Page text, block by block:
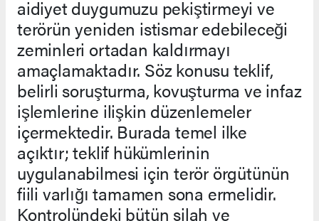
aidiyet duygumuzu pekiştirmeyi ve
terörün yeniden istismar edebileceği
zeminleri ortadan kaldırmayı
amaçlamaktadır. Söz konusu teklif,
belirli soruşturma, kovuşturma ve infaz
işlemlerine ilişkin düzenlemeler
içermektedir. Burada temel ilke
açıktır; teklif hükümlerinin
uygulanabilmesi için terör örgütünün
fiili varlığı tamamen sona ermelidir.
Kontrolündeki bütün silah ve